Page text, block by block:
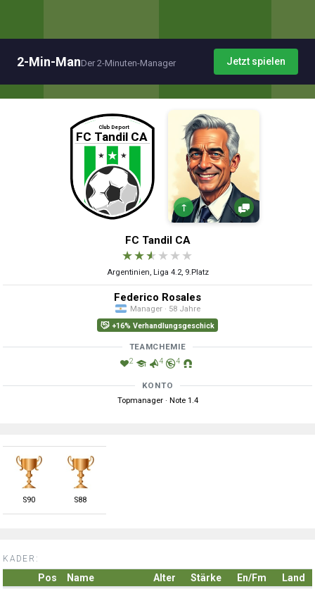
2-Min-ManDer 2-Minuten-Manager Jetzt spielen
↑
FC Tandil CA
★★★ ★ ★ ★
Argentinien, Liga 4.2, 9.Platz
Federico Rosales
Manager · 58 Jahre
+16% Verhandlungsgeschick
TEAMCHEMIE
2 4 4
KONTO
Topmanager · Note 1.4
S90 S88
KADER:
Pos Name Alter Stärke En/Fm
Land